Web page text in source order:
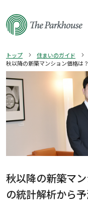
トップ 住まいのガイド
秋以降の新築マンション価格は
秋以降の新築マ
の統計解析から